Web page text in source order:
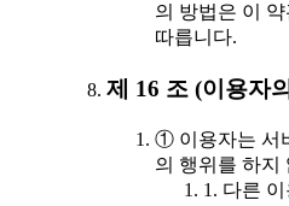
의 방법은 이
따릅니다.
제 16 조 (이용자
① 이용자는 서
의 행위를 하지
1. 다른